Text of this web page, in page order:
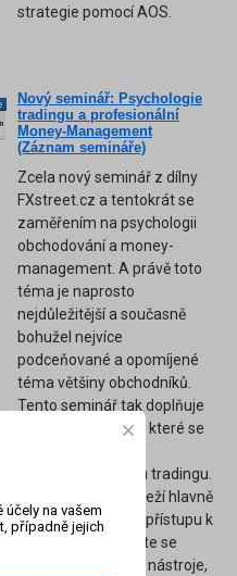
strategie pomocí AOS.
Nový seminář: Psychologie
tradingu a profesionální
Money-Management
(Záznam semináře)
Zcela nový seminář z dílny
FXstreet.cz a tentokrát se
zaměřením na psychologii
obchodování a money-
management. A právě toto
téma je naprosto
nejdůležitější a současně
bohužel nejvíce
podceňované a opomíjené
téma většiny obchodníků.
Tento seminář tak doplňuje
naše ostatní kurzy, které se
technickou stránku tradingu.
Úspěch tradera záleží hlavně
na jeho psychice a přístupu k
obchodování. Přijďte se
naučit ty nejsilnější nástroje,
na vašem
případně jejich